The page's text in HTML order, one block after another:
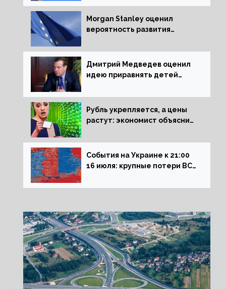
России
Morgan Stanley оценил
вероятность развития
Дмитрий Медведев оценил
идею приравнять детей
Рубль укрепляется, а цены
растут: экономист объяснил
на рынок РФ
События на Украине к 21:00
16 июля: крупные потери ВСУ
обстреливает Донбасс из